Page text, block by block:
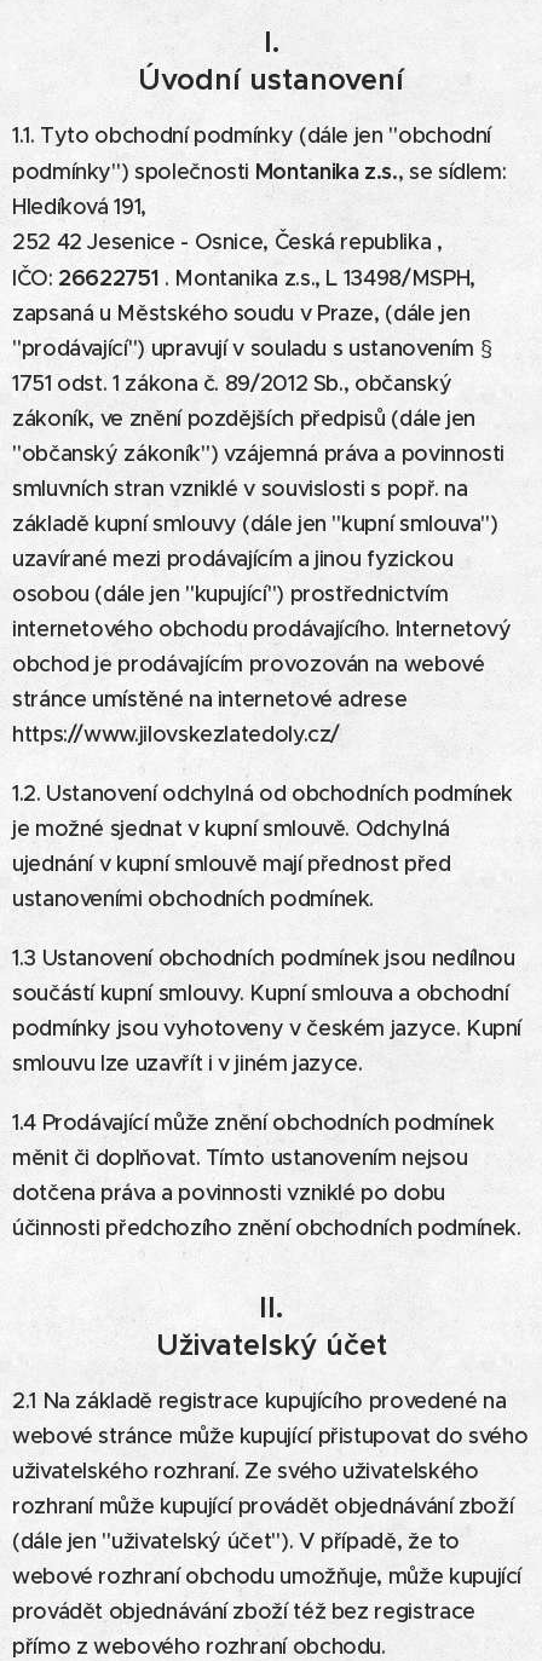
I.
Úvodní ustanovení
1.1. Tyto obchodní podmínky (dále jen "obchodní
podmínky") společnosti Montanika z.s., se sídlem:
Hledíková 191,
252 42 Jesenice - Osnice, Česká republika ,
IČO: 26622751 . Montanika z.s., L 13498/MSPH,
zapsaná u Městského soudu v Praze, (dále jen
"prodávající") upravují v souladu s ustanovením §
1751 odst. 1 zákona č. 89/2012 Sb., občanský
zákoník, ve znění pozdějších předpisů (dále jen
"občanský zákoník") vzájemná práva a povinnosti
smluvních stran vzniklé v souvislosti s popř. na
základě kupní smlouvy (dále jen "kupní smlouva")
uzavírané mezi prodávajícím a jinou fyzickou
osobou (dále jen "kupující") prostřednictvím
internetového obchodu prodávajícího. Internetový
obchod je prodávajícím provozován na webové
stránce umístěné na internetové adrese
https://www.jilovskezlatedoly.cz/
1.2. Ustanovení odchylná od obchodních podmínek
je možné sjednat v kupní smlouvě. Odchylná
ujednání v kupní smlouvě mají přednost před
ustanoveními obchodních podmínek.
1.3 Ustanovení obchodních podmínek jsou nedílnou
součástí kupní smlouvy. Kupní smlouva a obchodní
podmínky jsou vyhotoveny v českém jazyce. Kupní
smlouvu lze uzavřít i v jiném jazyce.
1.4 Prodávající může znění obchodních podmínek
měnit či doplňovat. Tímto ustanovením nejsou
dotčena práva a povinnosti vzniklé po dobu
účinnosti předchozího znění obchodních podmínek.
II.
Uživatelský účet
2.1 Na základě registrace kupujícího provedené na
webové stránce může kupující přistupovat do svého
uživatelského rozhraní. Ze svého uživatelského
rozhraní může kupující provádět objednávání zboží
(dále jen "uživatelský účet"). V případě, že to
webové rozhraní obchodu umožňuje, může kupující
provádět objednávání zboží též bez registrace
přímo z webového rozhraní obchodu.